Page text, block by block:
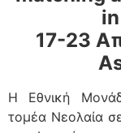
17-23
Η Εθνική
τομέα Νεολαία